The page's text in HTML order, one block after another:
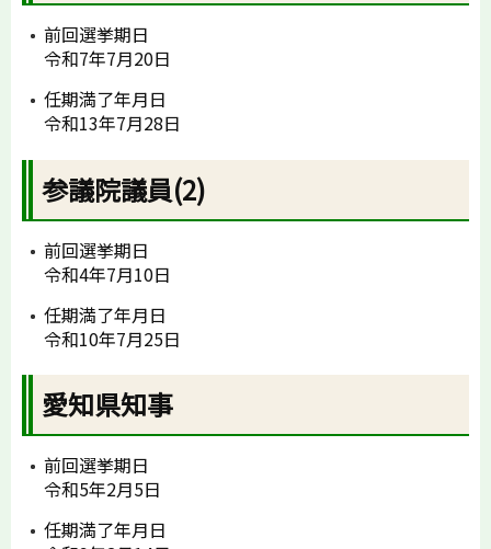
前回選挙期日
令和7年7月20日
任期満了年月日
令和13年7月28日
参議院議員(2)
前回選挙期日
令和4年7月10日
任期満了年月日
令和10年7月25日
愛知県知事
前回選挙期日
令和5年2月5日
任期満了年月日